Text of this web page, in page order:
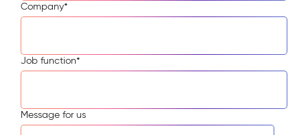
Company*
Job function*
Message for us